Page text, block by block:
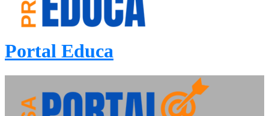
Portal Educa